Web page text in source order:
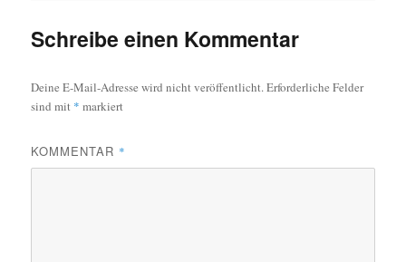
Schreibe einen Kommentar
Deine E-Mail-Adresse wird nicht veröffentlicht.Erforderliche Felder
sind mit * markiert
KOMMENTAR *